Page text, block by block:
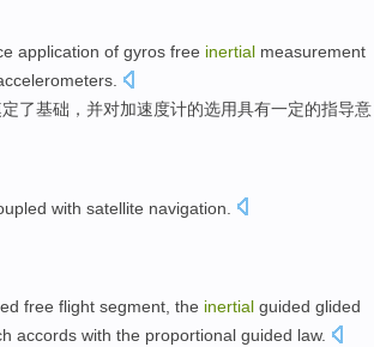
application of gyros free inertial measurement
了基础 ， 并对加速度计的选用具有一定的指导意
with satellite navigation
free flight segment, the inertial guided glided
accords with the proportional guided law.